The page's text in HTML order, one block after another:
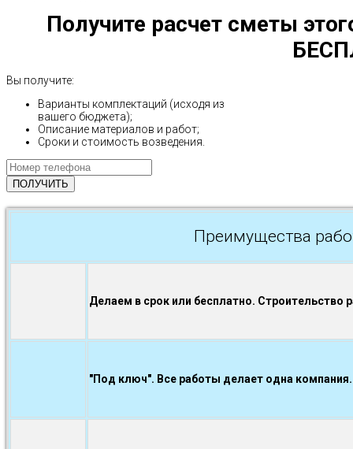
Получите расчет сметы
Вы получите:
Варианты комплектаций (исходя из
вашего бюджета);
Описание материалов и работ;
Сроки и стоимость возведения.
Преимущества
Делаем в срок или бесплатно. Строительство
"Под ключ". Все работы делает одна компания.